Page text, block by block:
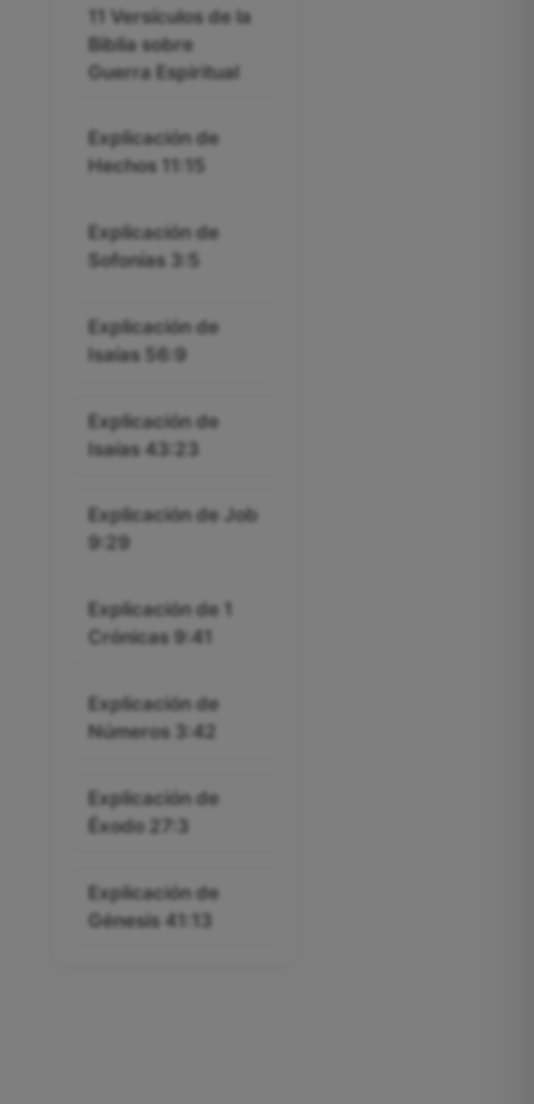
11 Versículos de la
Biblia sobre
Guerra Espiritual
Explicación de
Hechos 11:15
Explicación de
Sofonías 3:5
Explicación de
Isaías 56:9
Explicación de
Isaías 43:23
Explicación de Job
9:29
Explicación de 1
Crónicas 9:41
Explicación de
Números 3:42
Explicación de
Éxodo 27:3
Explicación de
Génesis 41:13